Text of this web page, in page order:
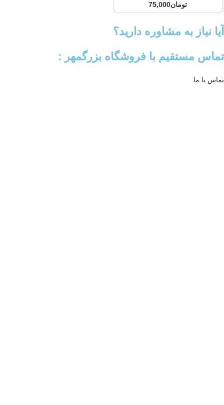
تومان75,000
آیا نیاز به مشاوره دارید؟
تماس مستقیم با فروشگاه بزرگمهر :
تماس با ما